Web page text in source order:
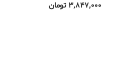
۳٬۸۴۷٬۰۰۰ تومان